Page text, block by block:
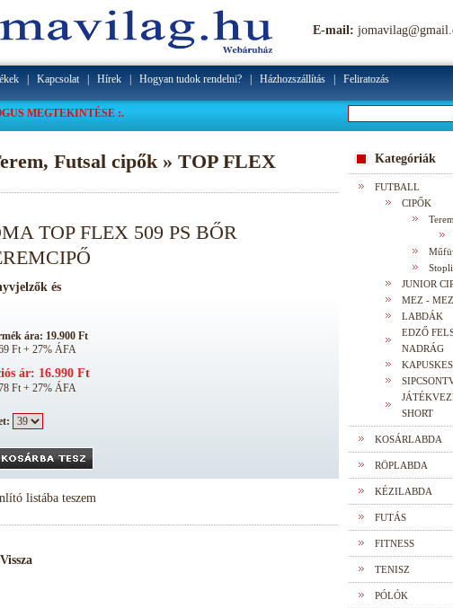
E-mail:
| Kapcsolat| Hírek| Hogyan tudok rendelni?| Házhozszállítás| Feliratozás
MEGTEKINTÉSE :.
Futsal cipők » TOP FLEX
TOP FLEX 509 PS BŐR
ára: 19.900 Ft
Ft + 27% ÁFA
ár: 16.990 Ft
Ft + 27% ÁFA
listába teszem
Kategóriák
FUTBALL
CIPŐK
JUNIOR
MEZ -
LABDÁK
EDZŐ
NADRÁG
SHORT
KOSÁRLABDA
RÖPLABDA
KÉZILABDA
FUTÁS
FITNESS
TENISZ
PÓLÓK